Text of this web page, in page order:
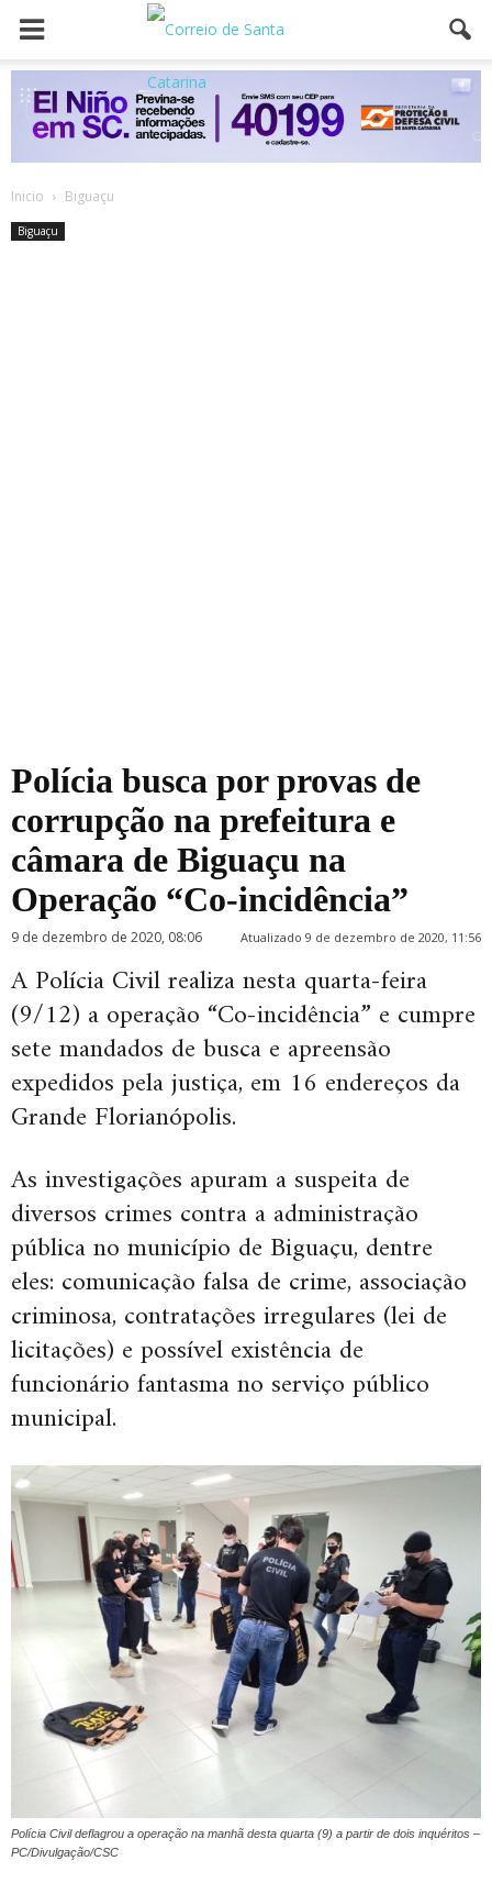
Inicio Biguaçu
Biguaçu
Polícia busca por provas de
corrupção na prefeitura e
câmara de Biguaçu na
Operação “Co-incidência”
9 de dezembro de 2020, 08:06 Atualizado 9 de dezembro de 2020, 11:56
A Polícia Civil realiza nesta quarta-feira
(9/12) a operação “Co-incidência” e cumpre
sete mandados de busca e apreensão
expedidos pela justiça, em 16 endereços da
Grande Florianópolis.
As investigações apuram a suspeita de
diversos crimes contra a administração
pública no município de Biguaçu, dentre
eles: comunicação falsa de crime, associação
criminosa, contratações irregulares (lei de
licitações) e possível existência de
funcionário fantasma no serviço público
municipal.
Polícia Civil deflagrou a operação na manhã desta quarta (9) a partir de dois inquéritos –
PC/Divulgação/CSC